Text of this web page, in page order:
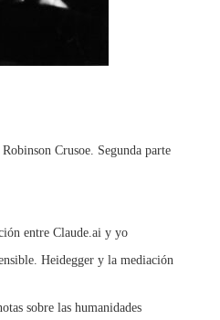
Crusoe. Segunda parte
entre Claude.ai y yo
Heidegger y la mediación
sobre las humanidades